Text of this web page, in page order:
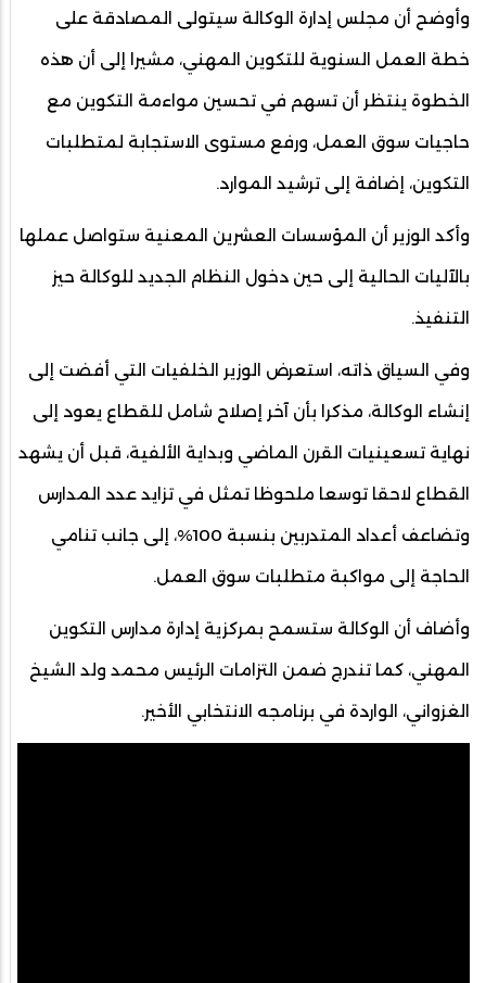
وأوضح أن مجلس إدارة الوكالة سيتولى المصادقة على
خطة العمل السنوية للتكوين المهني، مشيرا إلى أن هذه
الخطوة ينتظر أن تسهم في تحسين مواءمة التكوين مع
حاجيات سوق العمل، ورفع مستوى الاستجابة لمتطلبات
التكوين، إضافة إلى ترشيد الموارد.
وأكد الوزير أن المؤسسات العشرين المعنية ستواصل عملها
بالآليات الحالية إلى حين دخول النظام الجديد للوكالة حيز
التنفيذ.
وفي السياق ذاته، استعرض الوزير الخلفيات التي أفضت إلى
إنشاء الوكالة، مذكرا بأن آخر إصلاح شامل للقطاع يعود إلى
نهاية تسعينيات القرن الماضي وبداية الألفية، قبل أن يشهد
القطاع لاحقا توسعا ملحوظا تمثل في تزايد عدد المدارس
وتضاعف أعداد المتدربين بنسبة 100%، إلى جانب تنامي
الحاجة إلى مواكبة متطلبات سوق العمل.
وأضاف أن الوكالة ستسمح بمركزية إدارة مدارس التكوين
المهني، كما تندرج ضمن التزامات الرئيس محمد ولد الشيخ
الغزواني، الواردة في برنامجه الانتخابي الأخير.